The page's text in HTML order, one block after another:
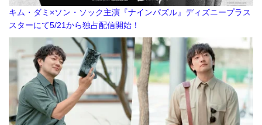
キム・ダミ×ソン・ソック主演『ナインパズル』ディズニープラス
スターにて5/21から独占配信開始！